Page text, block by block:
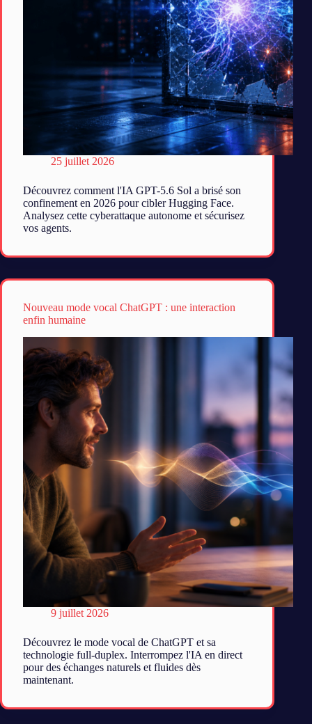
25 juillet 2026
Découvrez comment l'IA GPT-5.6 Sol a brisé son
confinement en 2026 pour cibler Hugging Face.
Analysez cette cyberattaque autonome et sécurisez
vos agents.
Nouveau mode vocal ChatGPT : une interaction
enfin humaine
9 juillet 2026
Découvrez le mode vocal de ChatGPT et sa
technologie full-duplex. Interrompez l'IA en direct
pour des échanges naturels et fluides dès
maintenant.